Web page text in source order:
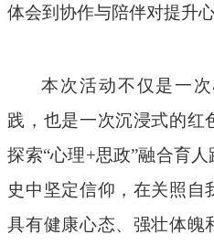
体会到协作与陪伴对提升
本次活动不仅是一
践，也是一次沉浸式的红
探索“心理+思政”融合育
史中坚定信仰，在关照自
具有健康心态、强壮体魄